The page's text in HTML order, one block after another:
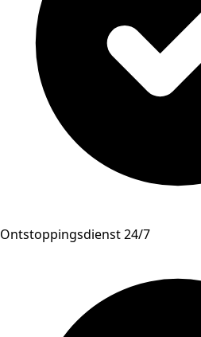
Ontstoppingsdienst 24/7